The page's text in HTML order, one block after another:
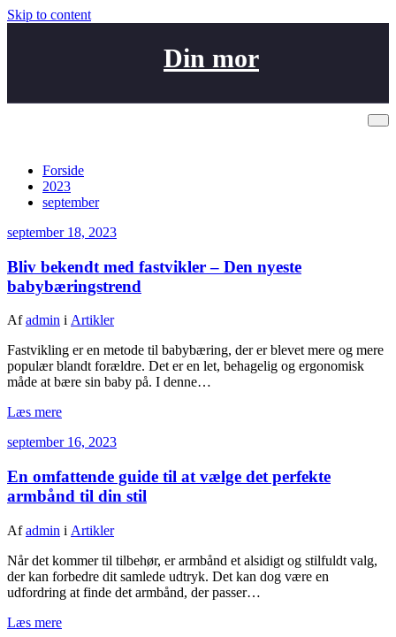
Skip to content
Din mor
Forside
2023
september
september 18, 2023
Bliv bekendt med fastvikler – Den nyeste
babybæringstrend
Afadmin i Artikler
Fastvikling er en metode til babybæring, der er blevet mere og mere
populær blandt forældre. Det er en let, behagelig og ergonomisk
måde at bære sin baby på. I denne…
Læs mere
september 16, 2023
En omfattende guide til at vælge det perfekte
armbånd til din stil
Afadmin i Artikler
Når det kommer til tilbehør, er armbånd et alsidigt og stilfuldt valg,
der kan forbedre dit samlede udtryk. Det kan dog være en
udfordring at finde det armbånd, der passer…
Læs mere